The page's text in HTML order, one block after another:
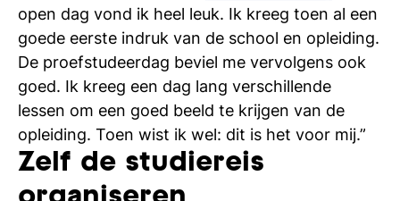
open dag vond ik heel leuk. Ik kreeg toen al een
goede eerste indruk van de school en opleiding.
De proefstudeerdag beviel me vervolgens ook
goed. Ik kreeg een dag lang verschillende
lessen om een goed beeld te krijgen van de
opleiding. Toen wist ik wel: dit is het voor mij.”
Zelf de studiereis